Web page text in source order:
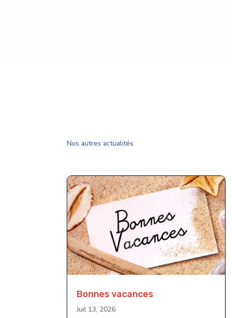
Nos autres actualités
Bonnes vacances
Juil 13, 2026